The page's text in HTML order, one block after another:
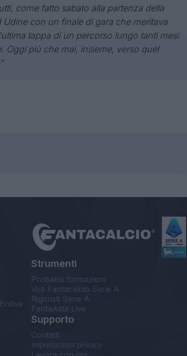
come fatto sabato alla partenza della
con un finale di gara che meritava
tappa di un percorso lungo tanti mesi
Oggi più che mai, insieme, verso quel
Strumenti
Probabili formazioni
Voti Fantacalcio Serie A
Rigoristi Serie A
FantaAsta Live
Supporto
Contatti
Impostazioni privacy